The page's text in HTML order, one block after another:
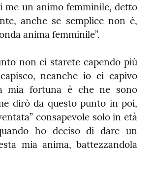
me un animo femminile, detto
anche se semplice non è,
anima femminile”.
non ci starete capendo più
neanche io ci capivo
mia fortuna è che ne sono
dirò da questo punto in poi,
consapevole solo in età
ho deciso di dare un
mia anima, battezzandola